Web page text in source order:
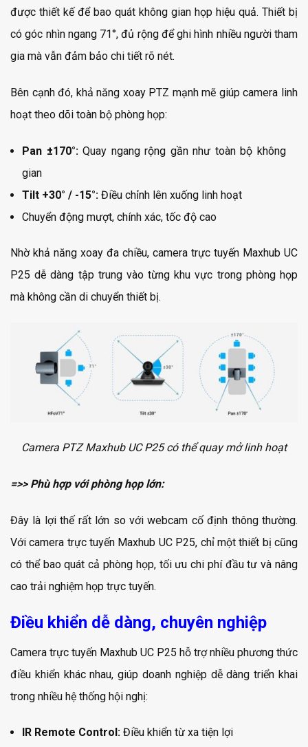
được thiết kế để bao quát không gian họp hiệu quả. Thiết bị
có góc nhìn ngang 71°, đủ rộng để ghi hình nhiều người tham
gia mà vẫn đảm bảo chi tiết rõ nét.
Bên cạnh đó, khả năng xoay PTZ mạnh mẽ giúp camera linh
hoạt theo dõi toàn bộ phòng họp:
Pan ±170°:Quay ngang rộng gần như toàn bộ không
gian
Tilt +30° / -15°: Điều chỉnh lên xuống linh hoạt
Chuyển động mượt, chính xác, tốc độ cao
Nhờ khả năng xoay đa chiều, camera trực tuyến Maxhub UC
P25 dễ dàng tập trung vào từng khu vực trong phòng họp
mà không cần di chuyển thiết bị.
Camera PTZ Maxhub UC P25 có thể quay mở linh hoạt
=>> Phù hợp với phòng họp lớn:
Đây là lợi thế rất lớn so với webcam cố định thông thường.
Với camera trực tuyến Maxhub UC P25, chỉ một thiết bị cũng
có thể bao quát cả phòng họp, tối ưu chi phí đầu tư và nâng
cao trải nghiệm họp trực tuyến.
Điều khiển dễ dàng, chuyên nghiệp
Camera trực tuyến Maxhub UC P25 hỗ trợ nhiều phương thức
điều khiển khác nhau, giúp doanh nghiệp dễ dàng triển khai
trong nhiều hệ thống hội nghị:
IR Remote Control: Điều khiển từ xa tiện lợi